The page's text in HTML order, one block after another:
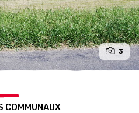
3
COMMUNAUX